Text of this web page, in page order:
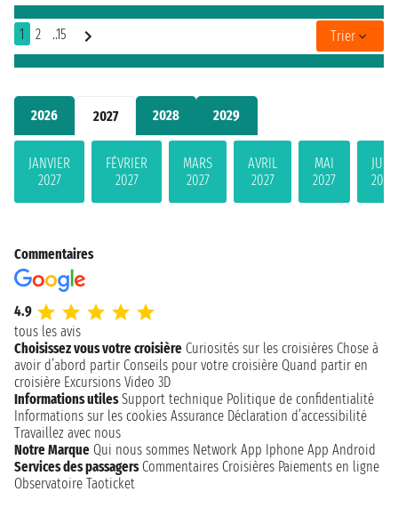
2026 2027 2028 2029
JANVIER
2027
FÉVRIER
2027
MARS
2027
AVRIL
2027
MAI
2027
JUIN
2027
1 2 ..15 Trier
Commentaires
4.9
tous les avis
Choisissez vous votre croisière Curiosités sur les croisières Chose à
avoir d’abord partir Conseils pour votre croisière Quand partir en
croisière Excursions Video 3D
Informations utiles Support technique Politique de confidentialité
Informations sur les cookies Assurance Déclaration d’accessibilité
Travaillez avec nous
Notre Marque Qui nous sommes Network App Iphone App Android
Services des passagers Commentaires Croisières Paiements en ligne
Observatoire Taoticket